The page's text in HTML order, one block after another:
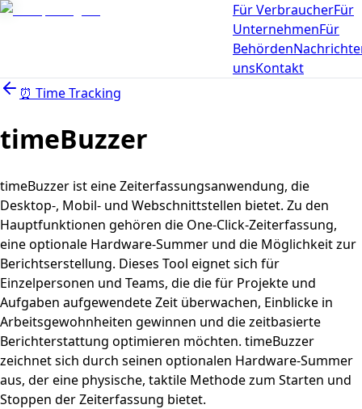
Für VerbraucherFür
UnternehmenFür
Behörden
unsKontakt
⏰ Time Tracking
timeBuzzer
timeBuzzer ist eine Zeiterfassungsanwendung, die
Desktop-, Mobil- und Webschnittstellen bietet. Zu den
Hauptfunktionen gehören die One-Click-Zeiterfassung,
eine optionale Hardware-Summer und die Möglichkeit zur
Berichtserstellung. Dieses Tool eignet sich für
Einzelpersonen und Teams, die die für Projekte und
Aufgaben aufgewendete Zeit überwachen, Einblicke in
Arbeitsgewohnheiten gewinnen und die zeitbasierte
Berichterstattung optimieren möchten. timeBuzzer
zeichnet sich durch seinen optionalen Hardware-Summer
aus, der eine physische, taktile Methode zum Starten und
Stoppen der Zeiterfassung bietet.